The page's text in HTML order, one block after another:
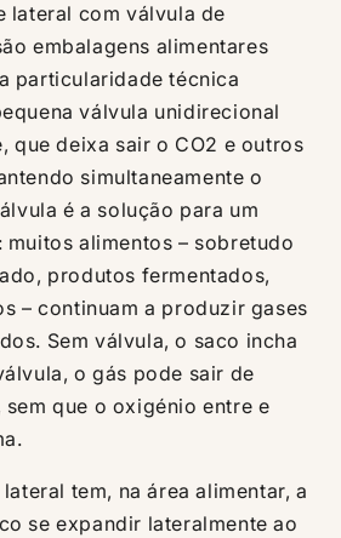
lateral com válvula de
embalagens alimentares
particularidade técnica
válvula unidirecional
que deixa sair o CO2 e outros
simultaneamente o
é a solução para um
alimentos – sobretudo
produtos fermentados,
– continuam a produzir gases
Sem válvula, o saco incha
o gás pode sair de
que o oxigénio entre e
tem, na área alimentar, a
se expandir lateralmente ao